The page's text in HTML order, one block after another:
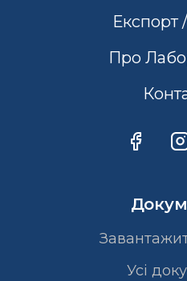
Експорт
Про
Усі